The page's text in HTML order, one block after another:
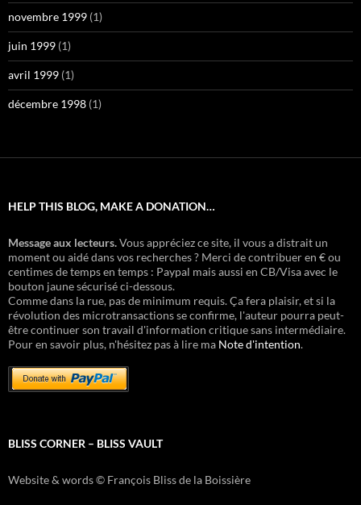
novembre 1999 (1)
juin 1999 (1)
avril 1999 (1)
décembre 1998 (1)
HELP THIS BLOG, MAKE A DONATION…
Message aux lecteurs.Vous appréciez ce site, il vous a distrait un
moment ou aidé dans vos recherches ? Merci de contribuer en € ou
centimes de temps en temps : Paypal mais aussi en CB/Visa avec le
bouton jaune sécurisé ci-dessous.
Comme dans la rue, pas de minimum requis. Ça fera plaisir, et si la
révolution des microtransactions se confirme, l'auteur pourra peut-
être continuer son travail d'information critique sans intermédiaire.
Pour en savoir plus, n'hésitez pas à lire ma Note d'intention.
BLISS CORNER – BLISS VAULT
Website & words © François Bliss de la Boissière